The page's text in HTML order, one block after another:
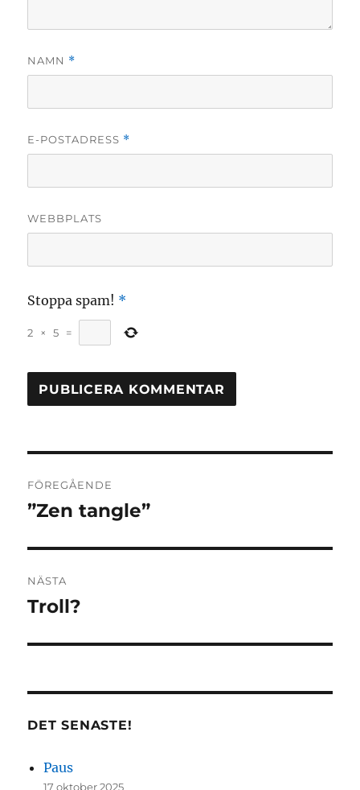
NAMN *
E-POSTADRESS *
WEBBPLATS
Stoppa spam! *
2 × 5 =
FÖREGÅENDE
Föregående
”Zen tangle”
NÄSTA
Nästa
Troll?
DET SENASTE!
Paus
17 oktober 2025